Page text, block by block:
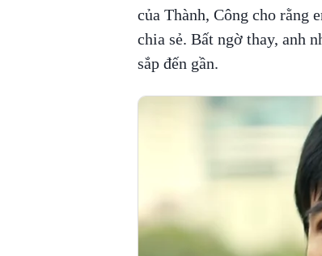
của Thành, Công cho rằng
chia sẻ. Bất ngờ thay, anh
sắp đến gần.